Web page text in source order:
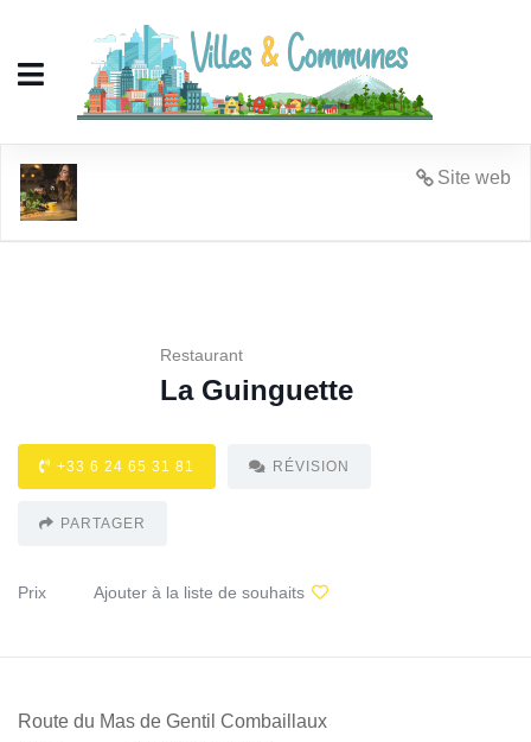
Site web
Restaurant
La Guinguette
+33 6 24 65 31 81 RÉVISION
PARTAGER
Prix Ajouter à la liste de souhaits
Route du Mas de Gentil Combaillaux